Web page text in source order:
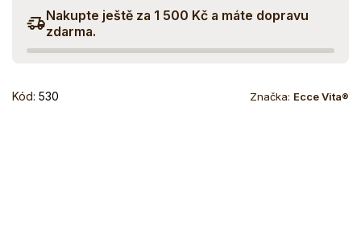
Nakupte ještě za 1 500 Kč a máte dopravu
zdarma.
Kód: 530 Značka: Ecce Vita®